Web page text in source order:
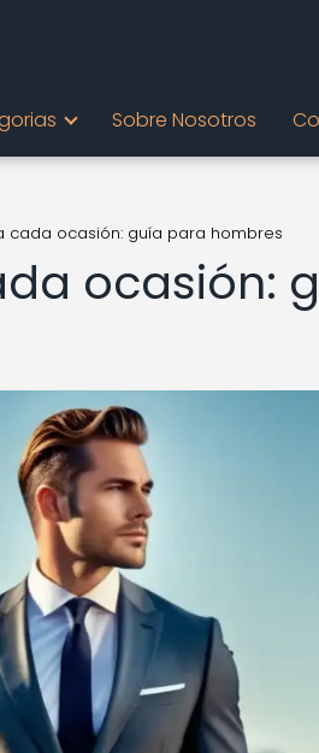
Sobre Nosotros
cada ocasión: guía para hombres
ocasión: